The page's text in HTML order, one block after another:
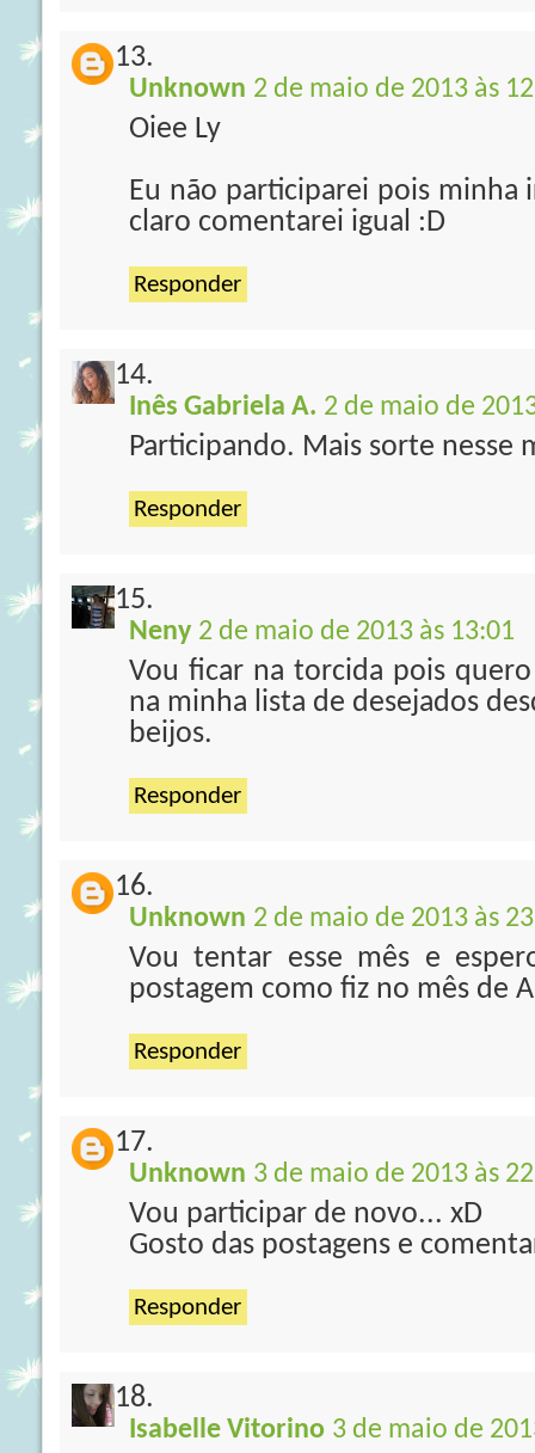
Unknown 2 de maio de 2013 às
Oiee Ly
Eu não participarei pois minha
claro comentarei igual :D
Responder
Inês Gabriela A. 2 de maio de
Participando. Mais sorte nesse
Responder
Neny 2 de maio de 2013 às 13:01
Vou ficar na torcida pois
na minha lista de desejados
beijos.
Responder
Unknown 2 de maio de 2013 às
Vou tentar esse mês e
postagem como fiz no mês de
Responder
Unknown 3 de maio de 2013 às
Vou participar de novo... xD
Gosto das postagens e
Responder
Isabelle Vitorino 3 de maio de